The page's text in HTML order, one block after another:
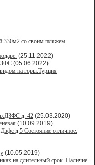
330м2 со своим пляжем
(25.11.2022)
(05.06.2022)
на горы.Турция
д. 42 (25.03.2020)
(10.09.2019)
д.5 Состояние отличное.
(10.05.2019)
на длительный срок. Наличие